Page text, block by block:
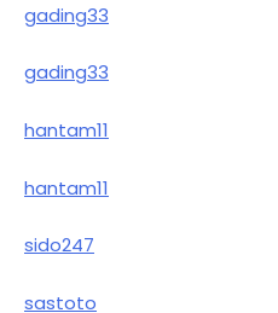
gading33
gading33
hantam11
hantam11
sido247
sastoto